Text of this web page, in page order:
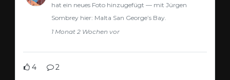
hat ein neues Foto hinzugefügt — mit Jürgen
Sombrey hier: Malta San George’s Bay.
1 Monat 2 Wochen vor
4 2